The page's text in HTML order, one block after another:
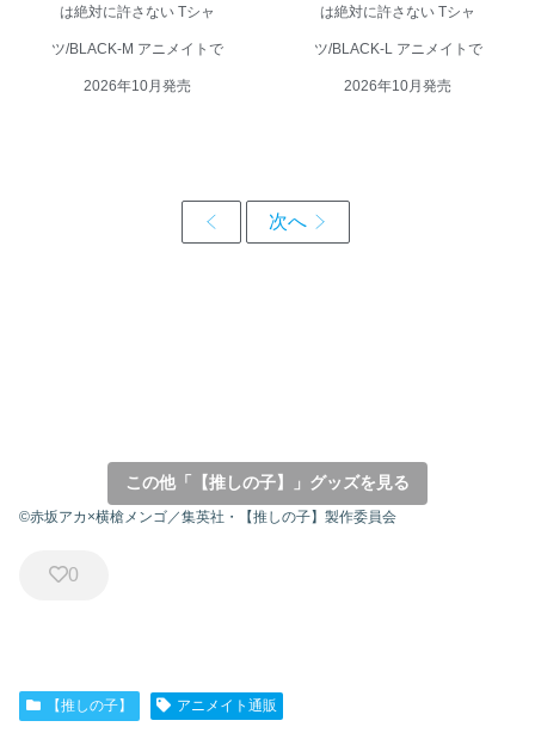
は絶対に許さない Tシャ
ツ/BLACK-M アニメイトで
2026年10月発売
は絶対に許さない Tシャ
ツ/BLACK-L アニメイトで
2026年10月発売
この他「【推しの子】」グッズを見る
©赤坂アカ×横槍メンゴ／集英社・【推しの子】製作委員会
0
【推しの子】 アニメイト通販